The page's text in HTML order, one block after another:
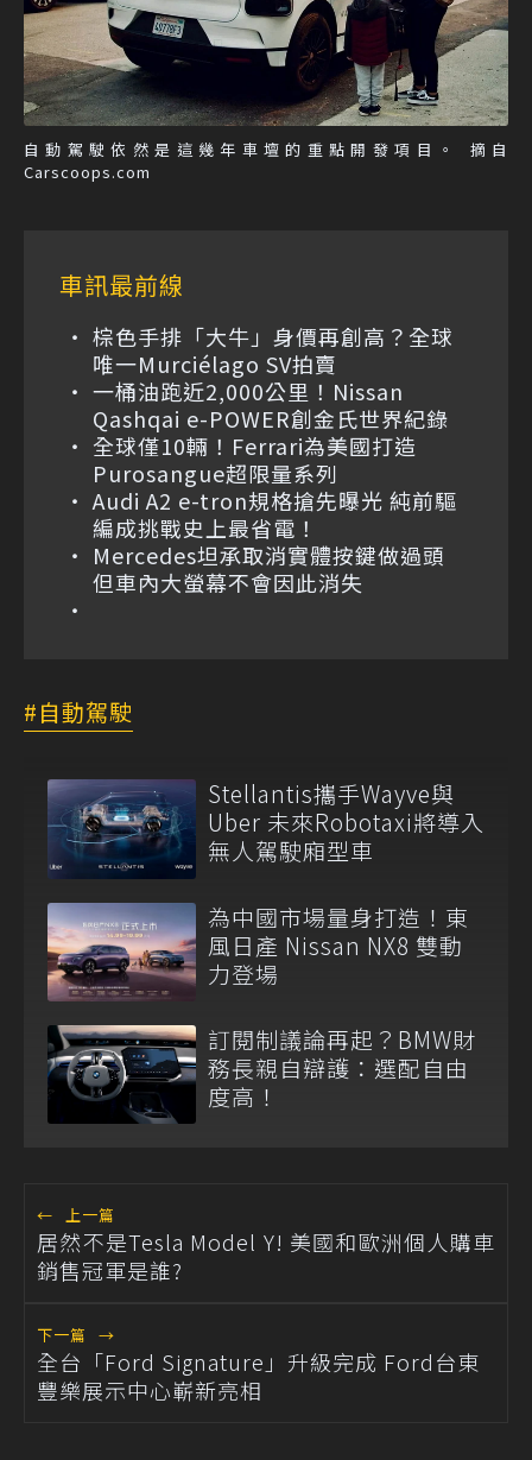
自動駕駛依然是這幾年車壇的重點開發項目。 摘自
Carscoops.com
車訊最前線
棕色手排「大牛」身價再創高？全球
唯一Murciélago SV拍賣
一桶油跑近2,000公里！Nissan
Qashqai e-POWER創金氏世界紀錄
全球僅10輛！Ferrari為美國打造
Purosangue超限量系列
Audi A2 e-tron規格搶先曝光 純前驅
編成挑戰史上最省電！
Mercedes坦承取消實體按鍵做過頭
但車內大螢幕不會因此消失
自動駕駛
Stellantis攜手Wayve與
Uber 未來Robotaxi將導入
無人駕駛廂型車
為中國市場量身打造！東
風日產 Nissan NX8 雙動
力登場
訂閱制議論再起？BMW財
務長親自辯護：選配自由
度高！
← 上一篇
居然不是Tesla Model Y! 美國和歐洲個人購車
銷售冠軍是誰?
下一篇 →
全台「Ford Signature」升級完成 Ford台東
豐樂展示中心嶄新亮相